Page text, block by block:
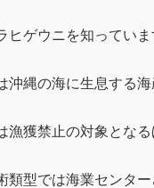
ヒゲウニを知っていま
沖縄の海に生息する
漁獲禁止の対象とな
類型では海業センター